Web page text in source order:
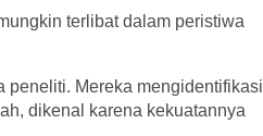
terlibat dalam peristiwa
peneliti. Mereka mengidentifikasi
dikenal karena kekuatannya